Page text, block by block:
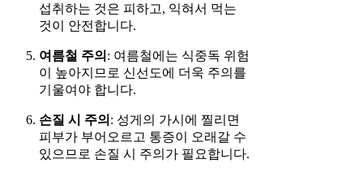
섭취하는 것은 피하고, 익혀서 먹는
것이 안전합니다.
여름철 주의 : 여름철에는 식중독 위험
이 높아지므로 신선도에 더욱 주의를
기울여야 합니다.
손질 시 주의 : 성게의 가시에 찔리면
피부가 부어오르고 통증이 오래갈 수
있으므로 손질 시 주의가 필요합니다.